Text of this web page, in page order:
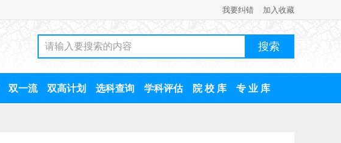
我要纠错 加入收藏
双一流 双高计划 选科查询 学科评估 院 校 库 专 业 库